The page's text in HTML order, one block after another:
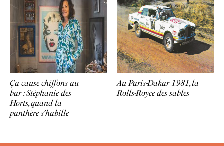
Ça cause chiffons au
bar : Stéphanie des
Horts, quand la
panthère s’habille
Au Paris-Dakar 1981, la
Rolls-Royce des sables